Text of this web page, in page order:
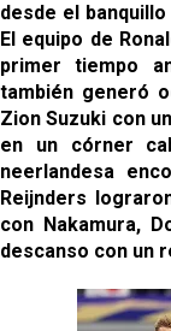
desde el
El equipo de
primer tiempo
también generó
Zion Suzuki con
en un córner
neerlandesa
Reijnders
con Nakamura,
descanso con un